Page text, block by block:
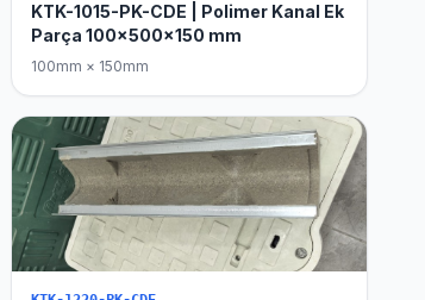
KTK-1015-PK-CDE | Polimer Kanal Ek
Parça 100x500x150 mm
100mm × 150mm